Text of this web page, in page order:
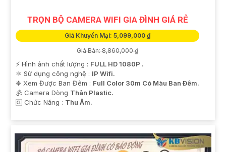
TRỌN BỘ CAMERA WIFI GIA ĐÌNH GIÁ RẺ
Giá Khuyến Mại: 5,099,000 ₫
Giá Bán: 8,860,000 ₫
️⚡ Hình ảnh chất lượng : FULL HD 1080P .
⚛️ Sử dụng công nghệ : IP Wifi.
❈ Xem Được Ban Đêm : Full Color 30m Có Màu Ban Ðêm.
🕉️ Camera Dòng Thân Plastic.
️🆑 Chức Năng : Thu Âm.